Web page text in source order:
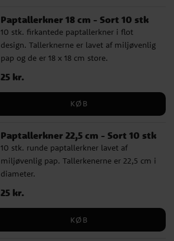
Paptallerkner 18 cm - Sort 10 stk
10 stk. firkantede paptallerkner i flot
design. Tallerknerne er lavet af miljøvenlig
pap og de er 18 x 18 cm store.
Pris:25 kr.
25 kr.
KØB
Paptallerkner 22,5 cm - Sort 10 stk
10 stk. runde paptallerkner lavet af
miljøvenlig pap. Tallerkenerne er 22,5 cm i
diameter.
Pris:25 kr.
25 kr.
KØB